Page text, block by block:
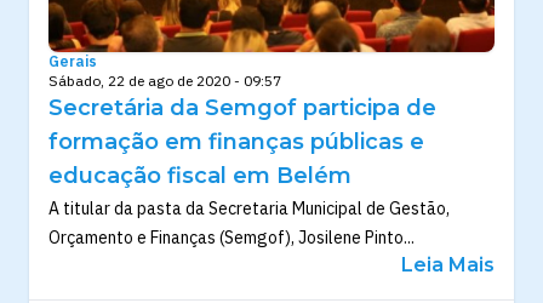
Gerais
Sábado, 22 de ago de 2020 - 09:57
Secretária da Semgof participa de
formação em finanças públicas e
educação fiscal em Belém
A titular da pasta da Secretaria Municipal de Gestão,
Orçamento e Finanças (Semgof), Josilene Pinto...
Leia Mais